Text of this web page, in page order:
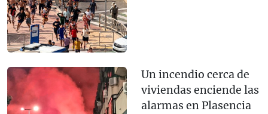
Un incendio cerca de
viviendas enciende las
alarmas en Plasencia